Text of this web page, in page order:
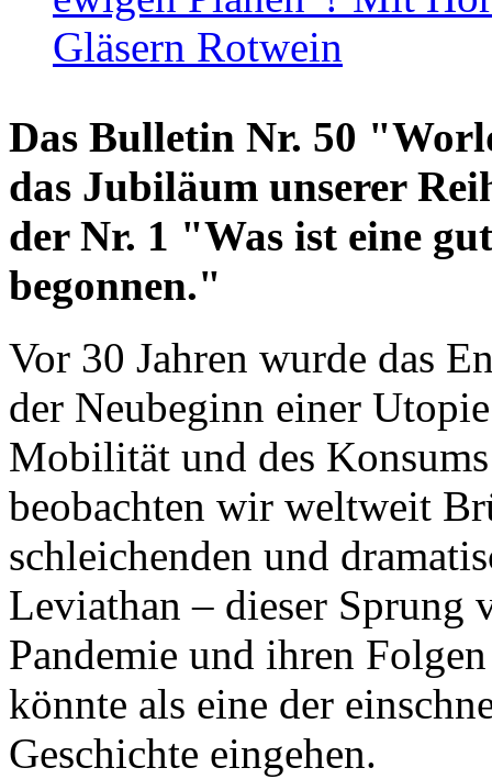
Gläsern Rotwein
Das Bulletin Nr. 50
das Jubiläum unserer
der Nr. 1 "Was ist eine
begonnen."
Vor 30 Jahren wurde das
der Neubeginn einer
Mobilität und des
beobachten wir weltweit
schleichenden und
Leviathan – dieser Sprung
Pandemie und ihren
könnte als eine der
Geschichte eingehen.